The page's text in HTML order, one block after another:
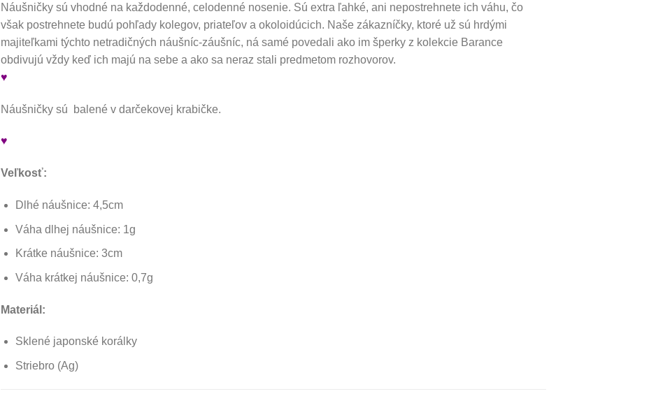
Náušničky sú vhodné na každodenné, celodenné nosenie. Sú extra ľahké, ani nepostrehnete ich váhu, čo
však postrehnete budú pohľady kolegov, priateľov a okoloidúcich. Naše zákazníčky, ktoré už sú hrdými
majiteľkami týchto netradičných náušníc-záušníc, ná samé povedali ako im šperky z kolekcie Barance
obdivujú vždy keď ich majú na sebe a ako sa neraz stali predmetom rozhovorov.
♥
Náušničky sú balené v darčekovej krabičke.
♥
Veľkosť:
Dlhé náušnice: 4,5cm
Váha dlhej náušnice: 1g
Krátke náušnice: 3cm
Váha krátkej náušnice: 0,7g
Materiál:
Sklené japonské korálky
Striebro (Ag)